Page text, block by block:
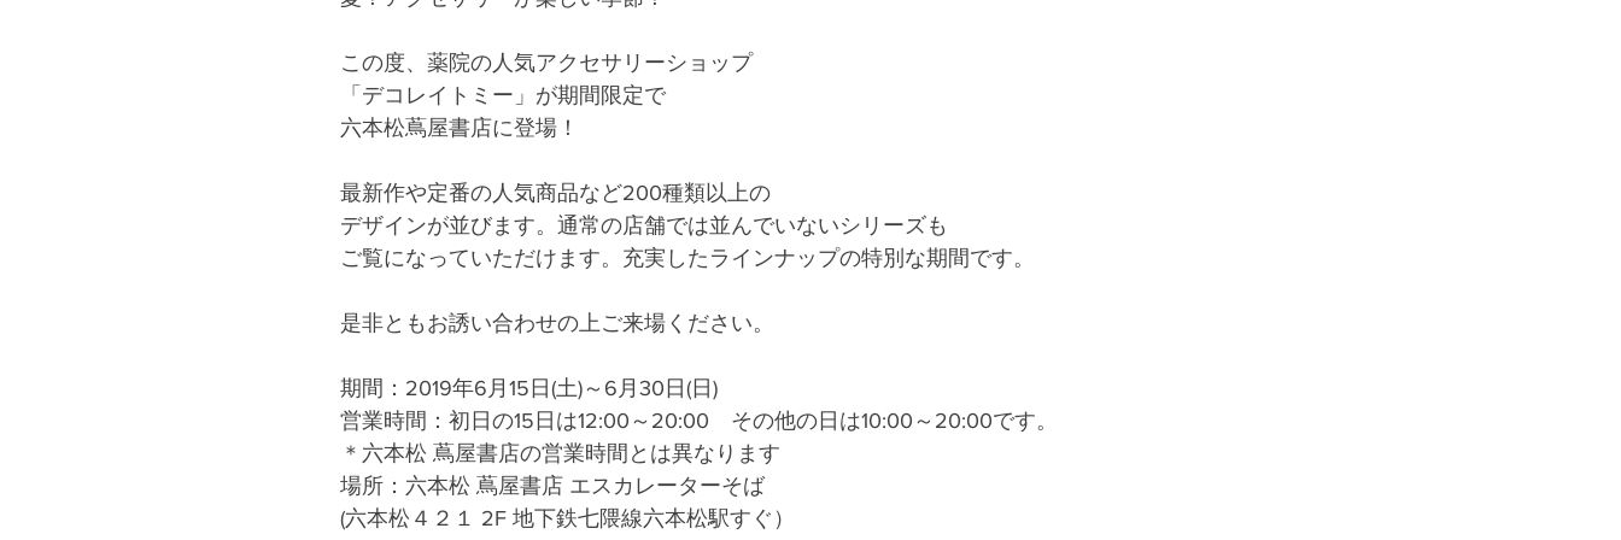
この度、薬院の人気アクセサリーショップ
「デコレイトミー」が期間限定で
六本松蔦屋書店に登場！
最新作や定番の人気商品など200種類以上の
デザインが並びます。通常の店舗では並んでいないシリーズも
ご覧になっていただけます。充実したラインナップの特別な期間です。
是非ともお誘い合わせの上ご来場ください。
期間：2019年6月15日(土)～6月30日(日)
営業時間：初日の15日は12:00～20:00　その他の日は10:00～20:00です。
＊六本松 蔦屋書店の営業時間とは異なります
場所：六本松 蔦屋書店 エスカレーターそば
(六本松４２１ 2F 地下鉄七隈線六本松駅すぐ）